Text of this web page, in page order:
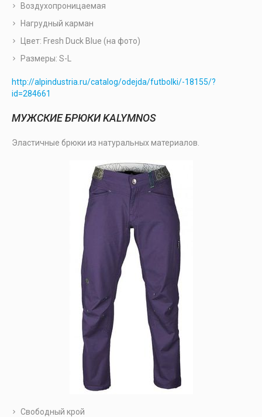
Воздухопроницаемая
Нагрудный карман
Цвет: Fresh Duck Blue (на фото)
Размеры: S-L
http://alpindustria.ru/catalog/odejda/futbolki/-18155/?
id=284661
МУЖСКИЕ БРЮКИ KALYMNOS
Эластичные брюки из натуральных материалов.
Свободный крой